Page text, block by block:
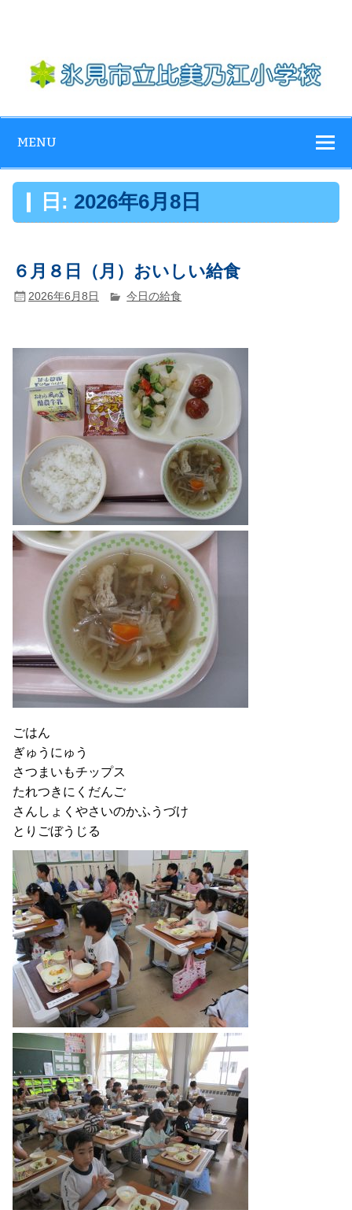
content
江小学校
MENU
日: 2026年6月8日
６月８日（月）おいしい給食
2026年6月8日 今日の給食
ごはん
ぎゅうにゅう
さつまいもチップス
たれつきにくだんご
さんしょくやさいのかふうづけ
とりごぼうじる